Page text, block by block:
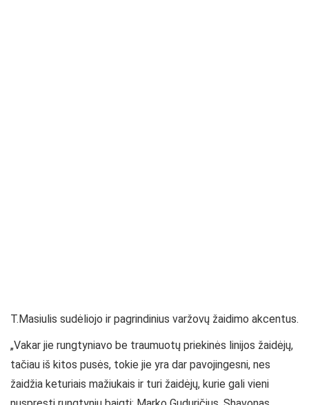
T.Masiulis sudėliojo ir pagrindinius varžovų žaidimo akcentus.
„Vakar jie rungtyniavo be traumuotų priekinės linijos žaidėjų,
tačiau iš kitos pusės, tokie jie yra dar pavojingesni, nes
žaidžia keturiais mažiukais ir turi žaidėjų, kurie gali vieni